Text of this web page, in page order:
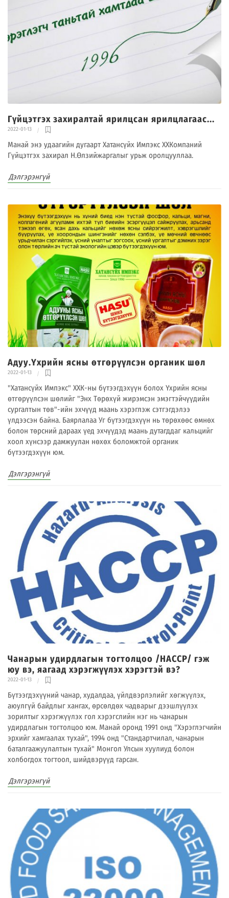
Гүйцэтгэх захиралтай ярилцсан ярилцлагаас...
2022-01-13
Манай энэ удаагийн дугаарт Хатансүйх Импэкс ХХКомпаний
Гүйцэтгэх захирал Н.Өлзийжаргалыг урьж оролцууллаа.
Дэлгэрэнгүй
Адуу.Үхрийн ясны өтгөрүүлсэн органик шөл
2022-01-13
"Хатансүйх Импэкс" ХХК-ны бүтээгдэхүүн болох Үхрийн ясны
өтгөрүүлсэн шөлийг "Энх Төрөхүй жирэмсэн эмэгтэйчүүдийн
сургалтын төв"-ийн эхчүүд маань хэрэглэж сэтгэгдэлээ
үлдээсэн байна. Баярлалаа Уг бүтээгдэхүүн нь төрөхөөс өмнөх
болон төрсний дараах үед эхчүүдэд маань дутагддаг кальцийг
хоол хүнсээр дамжуулан нөхөх боломжтой органик
бүтээгдэхүүн юм.
Дэлгэрэнгүй
Чанарын удирдлагын тогтолцоо /HACCP/ гэж
юу вэ, яагаад хэрэгжүүлэх хэрэгтэй вэ?
2022-01-13
Бүтээгдэхүүний чанар, худалдаа, үйлдвэрлэлийг хөгжүүлэх,
аюулгүй байдлыг хангах, өрсөлдөх чадварыг дээшлүүлэх
зорилтыг хэрэгжүүлэх гол хэрэгслийн нэг нь чанарын
удирдлагын тогтолцоо юм. Манай оронд 1991 онд "Хэрэглэгчийн
эрхийг хамгаалах тухай", 1994 онд "Стандартчилал, чанарын
баталгаажуулалтын тухай" Монгол Улсын хуулиуд болон
холбогдох тогтоол, шийдвэрүүд гарсан.
Дэлгэрэнгүй